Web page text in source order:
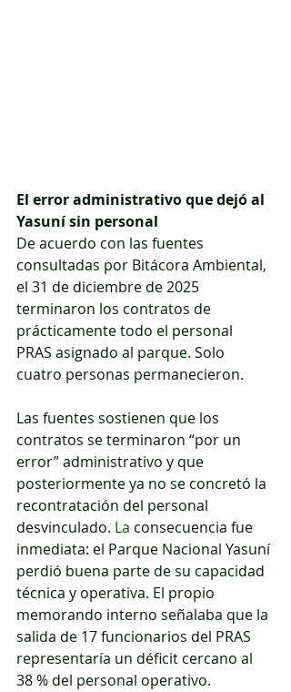
El error administrativo que dejó al
Yasuní sin personal
De acuerdo con las fuentes
consultadas por Bitácora Ambiental,
el 31 de diciembre de 2025
terminaron los contratos de
prácticamente todo el personal
PRAS asignado al parque. Solo
cuatro personas permanecieron.
Las fuentes sostienen que los
contratos se terminaron “por un
error” administrativo y que
posteriormente ya no se concretó la
recontratación del personal
desvinculado. La consecuencia fue
inmediata: el Parque Nacional Yasuní
perdió buena parte de su capacidad
técnica y operativa. El propio
memorando interno señalaba que la
salida de 17 funcionarios del PRAS
representaría un déficit cercano al
38 % del personal operativo.